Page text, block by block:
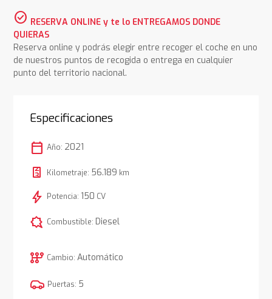
check_circle RESERVA ONLINE y te lo ENTREGAMOS DONDE
QUIERAS
Reserva online y podrás elegir entre recoger el coche en uno
de nuestros puntos de recogida o entrega en cualquier
punto del territorio nacional.
Especificaciones
calendar_today Año: 2021
Kilometraje: 56.189 km
bolt Potencia: 150 CV
comic_bubble Combustible: Diesel
auto_transmission Cambio: Automático
Puertas: 5